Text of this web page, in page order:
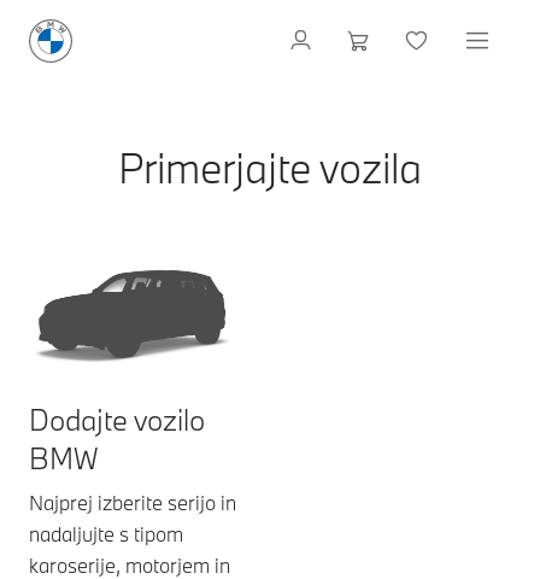
Primerjajte vozila
Dodajte vozilo
BMW
Najprej izberite serijo in
nadaljujte s tipom
karoserije, motorjem in